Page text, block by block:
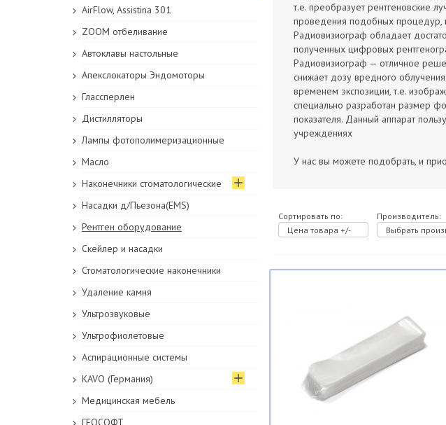
т.е. преобразует рентгеновские
проведения подобных процедур,
Радиовизиограф обладает
полученных цифровых
Радиовизиограф — отличное
снижает дозу вредного
временем экспозиции, т.е.
специально разработан размер
показателя. Данный аппарат
учреждениях
У нас вы можете подобрать, и
Сортировать по:
Цена товара +/-
Производитель:
Выбрать
AirFlow, Assistina 301
ZOOM отбеливание
Автоклавы настольные
Апекслокаторы Эндомоторы
Глассперлен
Дистилляторы
Лампы фотополимеризационные
Масло
Наконечники стоматологические
Насадки д/Пьезона(EMS)
Рентген оборудование
Скейлер и насадки
Стоматологические наконечники
Удаление камня
Ультрозвуковые
Ультрофиолетовые
Аспирационные системы
KAVO (Германия)
Медицинская мебель
ГЕОСОФТ